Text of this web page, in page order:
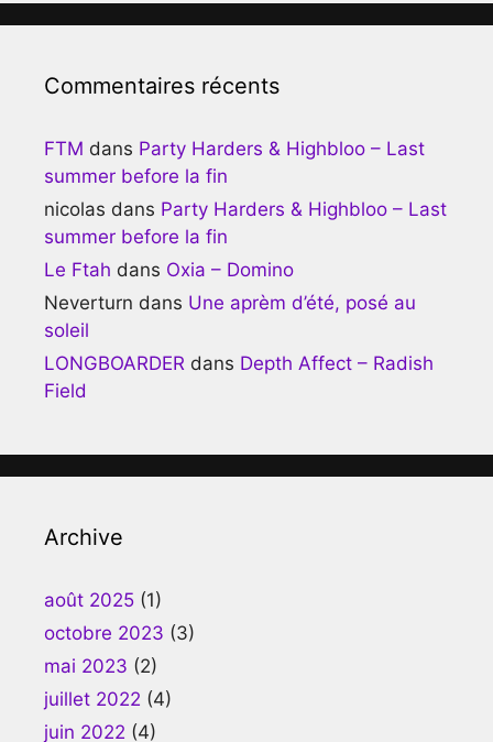
Commentaires récents
FTM dans Party Harders & Highbloo – Last
summer before la fin
nicolas dans Party Harders & Highbloo – Last
summer before la fin
Le Ftah dans Oxia – Domino
Neverturn dans Une aprèm d’été, posé au
soleil
LONGBOARDER dans Depth Affect – Radish
Field
Archive
août 2025 (1)
octobre 2023 (3)
mai 2023 (2)
juillet 2022 (4)
juin 2022 (4)